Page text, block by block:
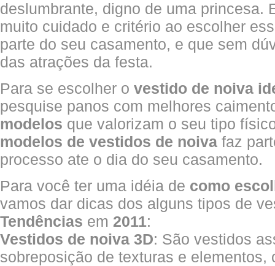
deslumbrante, digno de uma princesa.
muito cuidado e critério ao escolher
parte do seu casamento, e que sem
das atrações da festa.
Para se escolher o vestido de noiva
pesquise panos com melhores
modelos que valorizam o seu tipo
modelos de vestidos de noiva faz
processo ate o dia do seu casamento.
Para você ter uma idéia de como
vamos dar dicas dos alguns tipos de
Tendências em 2011:
Vestidos de noiva 3D: São vestidos
sobreposição de texturas e elementos,